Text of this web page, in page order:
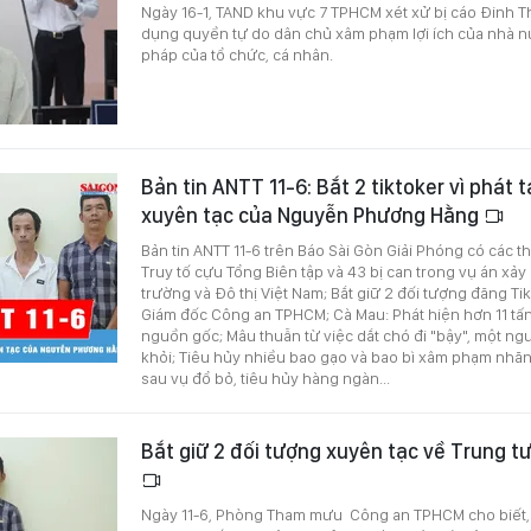
Ngày 16-1, TAND khu vực 7 TPHCM xét xử bị cáo Đinh
dụng quyền tự do dân chủ xâm phạm lợi ích của nhà
pháp của tổ chức, cá nhân.
Bản tin ANTT 11-6: Bắt 2 tiktoker vì phát
xuyên tạc của Nguyễn Phương Hằng
Bản tin ANTT 11-6 trên Báo Sài Gòn Giải Phóng có các
Truy tố cựu Tổng Biên tập và 43 bị can trong vụ án xảy
trường và Đô thị Việt Nam; Bắt giữ 2 đối tượng đăng
Giám đốc Công an TPHCM; Cà Mau: Phát hiện hơn 11
nguồn gốc; Mâu thuẫn từ việc dắt chó đi "bậy", một
khỏi; Tiêu hủy nhiều bao gạo và bao bì xâm phạm
sau vụ đổ bỏ, tiêu hủy hàng ngàn...
Bắt giữ 2 đối tượng xuyên tạc về Trung
Ngày 11-6, Phòng Tham mưu Công an TPHCM cho